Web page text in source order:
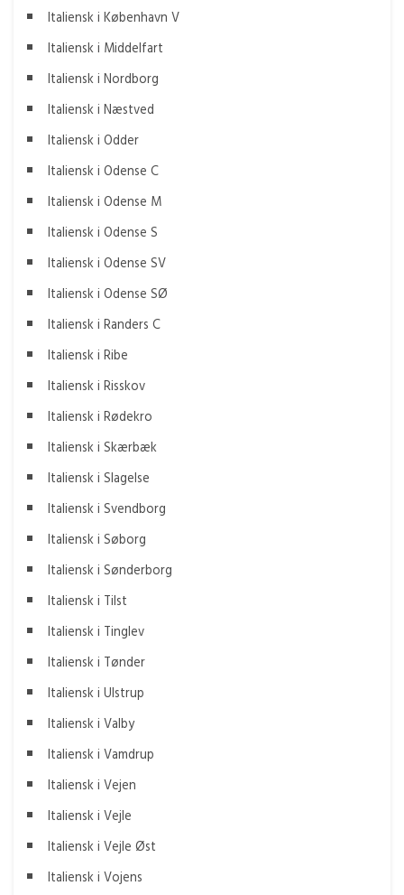
Italiensk i København V
Italiensk i Middelfart
Italiensk i Nordborg
Italiensk i Næstved
Italiensk i Odder
Italiensk i Odense C
Italiensk i Odense M
Italiensk i Odense S
Italiensk i Odense SV
Italiensk i Odense SØ
Italiensk i Randers C
Italiensk i Ribe
Italiensk i Risskov
Italiensk i Rødekro
Italiensk i Skærbæk
Italiensk i Slagelse
Italiensk i Svendborg
Italiensk i Søborg
Italiensk i Sønderborg
Italiensk i Tilst
Italiensk i Tinglev
Italiensk i Tønder
Italiensk i Ulstrup
Italiensk i Valby
Italiensk i Vamdrup
Italiensk i Vejen
Italiensk i Vejle
Italiensk i Vejle Øst
Italiensk i Vojens